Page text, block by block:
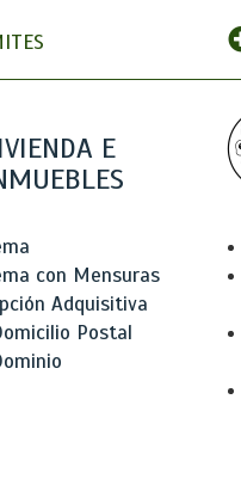
E
con Mensuras
Adquisitiva
Postal